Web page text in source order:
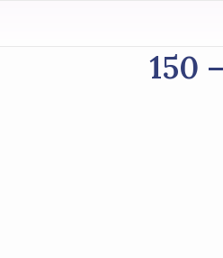
معطر لينين من إيقاعات الطبيعة – 150